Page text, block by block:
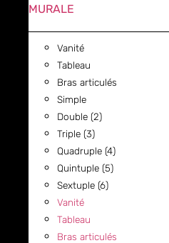
MURALE
Vanité
Tableau
Bras articulés
Simple
Double (2)
Triple (3)
Quadruple (4)
Quintuple (5)
Sextuple (6)
Vanité
Tableau
Bras articulés